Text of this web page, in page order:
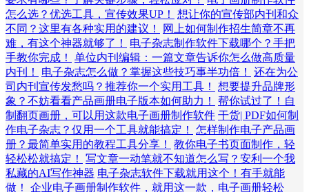
怎么选？优选工具，宣传效果UP！
想让你的宣传部内刊和众
不同？这里有各种实用的建议！
网上如何制作招生简章不再
难，有这个神器就够了！
电子杂志制作软件下载哪个？手把
手教你完成！
单位内刊编辑：一篇文章告诉你怎么做高质量
内刊！
电子杂志怎么做？掌握这些技巧事半功倍！
还在为公
司内刊宣传发愁吗？推荐你一个实用工具！
想要提升品牌形
象？不妨看看产品画册电子版本如何助力！
帮你试过了！自
制翻页画册，可以用这款电子画册制作软件 干货| PDF如何制
作电子杂志？仅用一个工具就能搞定！
怎样制作电子产品画
册？最简单实用的教程工具分享！
教你电子书页面制作，轻
轻松松就搞定！
写文章一动笔就不知道怎么写？安利一个我
私藏的AI写作神器 电子杂志软件下载就用这个！有手就能
做！
企业电子画册制作软件，就用这一款，电子画册轻松